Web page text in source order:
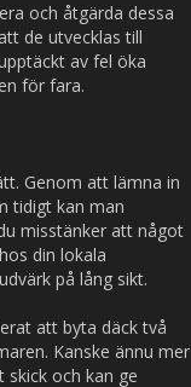
och åtgärda dessa
de utvecklas till
av fel öka
för fara.
Genom att lämna in
tidigt kan man
misstänker att något
din lokala
på lång sikt.
att byta däck två
Kanske ännu mer
och kan ge